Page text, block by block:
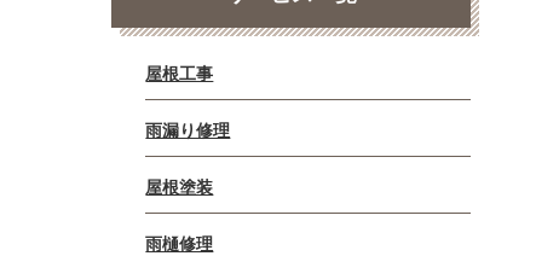
屋根工事
雨漏り修理
屋根塗装
雨樋修理